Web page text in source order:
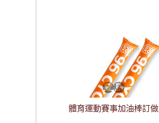
體育運動賽事加油棒訂做